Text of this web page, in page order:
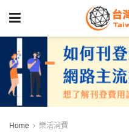
Home 樂活消費